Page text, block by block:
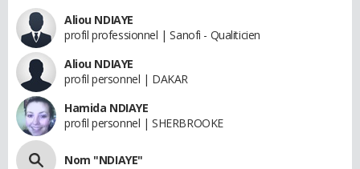
Aliou NDIAYE
profil professionnel | Sanofi - Qualiticien
Aliou NDIAYE
profil personnel | DAKAR
Hamida NDIAYE
profil personnel | SHERBROOKE
Nom "NDIAYE"